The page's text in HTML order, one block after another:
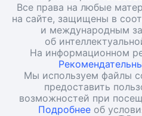
Все права на любые
на сайте, защищены в
и международным
об
На информационном
Мы используем файлы
предоставить
возможностей при
Подробнее об